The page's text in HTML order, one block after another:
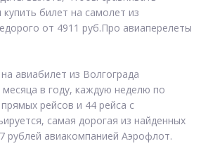
билет на самолет из
от 4911 руб.Про авиаперелеты
авиабилет из Волгограда
в году, каждую неделю по
рейсов и 44 рейса с
самая дорогая из найденных
рублей авиакомпанией Аэрофлот.